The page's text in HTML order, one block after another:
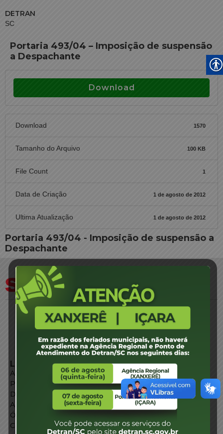
DETRAN
SC
Portaria 493/04 – Imposição de suspensão
a Despachante
Download
Download 1570
Tamanho do Arquivo 100 KB
File Count 1
Data de Criação 1 de agosto de 2012
Ultima Atualização 1 de agosto de 2012
Portaria 493/04 - Imposição de suspensão a
Despachante
LINKS EXTERNOS
Agência de Notícias
Portal de Serviços
Diário Oficial
Acesso à Informação
Órgãos do Governo
Conheça SC